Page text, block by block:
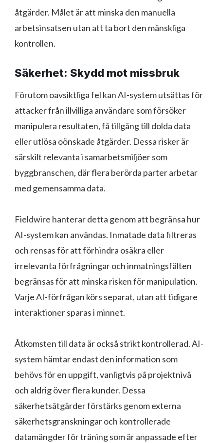
åtgärder. Målet är att minska den manuella
arbetsinsatsen utan att ta bort den mänskliga
kontrollen.
Säkerhet: Skydd mot missbruk
Förutom oavsiktliga fel kan AI-system utsättas för
attacker från illvilliga användare som försöker
manipulera resultaten, få tillgång till dolda data
eller utlösa oönskade åtgärder. Dessa risker är
särskilt relevanta i samarbetsmiljöer som
byggbranschen, där flera berörda parter arbetar
med gemensamma data.
Fieldwire hanterar detta genom att begränsa hur
AI-system kan användas. Inmatade data filtreras
och rensas för att förhindra osäkra eller
irrelevanta förfrågningar och inmatningsfälten
begränsas för att minska risken för manipulation.
Varje AI-förfrågan körs separat, utan att tidigare
interaktioner sparas i minnet.
Åtkomsten till data är också strikt kontrollerad. AI-
system hämtar endast den information som
behövs för en uppgift, vanligtvis på projektnivå
och aldrig över flera kunder. Dessa
säkerhetsåtgärder förstärks genom externa
säkerhetsgranskningar och kontrollerade
datamängder för träning som är anpassade efter